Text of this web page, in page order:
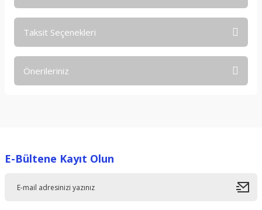
Taksit Seçenekleri
Önerileriniz
Ürün resmi kalitesiz, bozuk veya görüntülenemiyor.
E-Bültene Kayıt Olun